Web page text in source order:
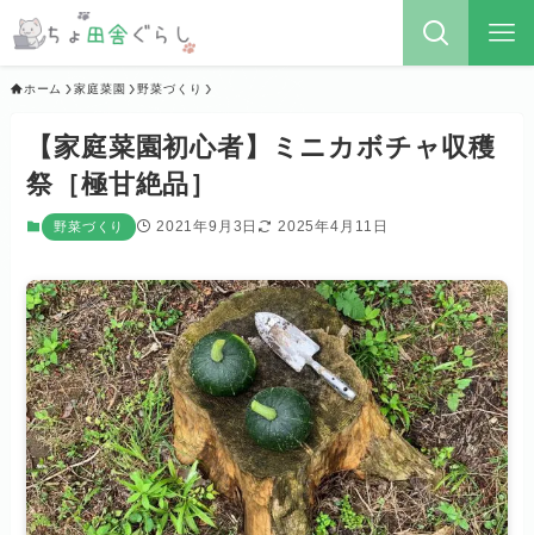
ホーム 家庭菜園 野菜づくり
【家庭菜園初心者】ミニカボチャ収穫
祭［極甘絶品］
野菜づくり 2021年9月3日 2025年4月11日